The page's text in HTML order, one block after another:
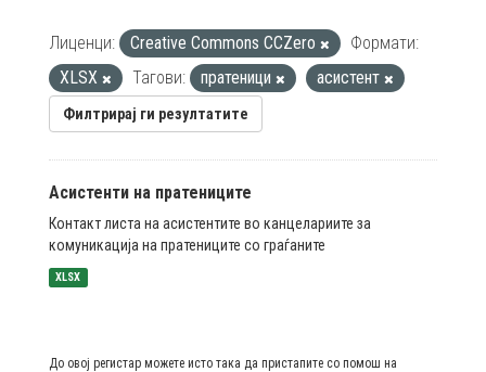
Лиценци: Creative Commons CCZero
Формати:
XLSX
Тагови: пратеници асистент
Филтрирај ги резултатите
Асистенти на пратениците
Контакт листа на асистентите во канцелариите за
комуникација на пратениците со граѓаните
XLSX
До овој регистар можете исто така да пристапите со помош на